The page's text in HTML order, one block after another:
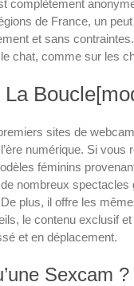
complètement
de France, un
et sans
chat, comme sur les
sites de
l’ère numérique. Si
féminins
nombreux
plus, il offre les
le contenu exclusif
et en déplacement.
Sexcam ?